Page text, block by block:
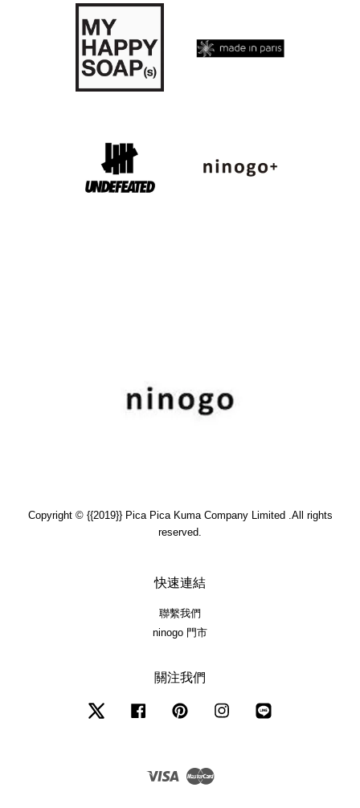
Copyright © {{2019}} Pica Pica Kuma Company Limited .All rights
reserved.
快速連結
聯繫我們
ninogo 門市
關注我們
Twitter Facebook Pinterest Instagram
Visa Master